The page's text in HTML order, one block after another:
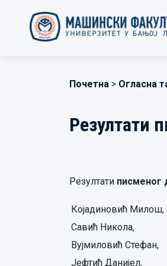
Почетна > Огласна
Резултати
Резултати писменог
Којадиновић Милош,
Савић Никола,
Вујмиловић Стефан,
Јефтић Данијел,